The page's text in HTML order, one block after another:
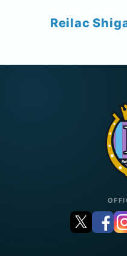
Reilac